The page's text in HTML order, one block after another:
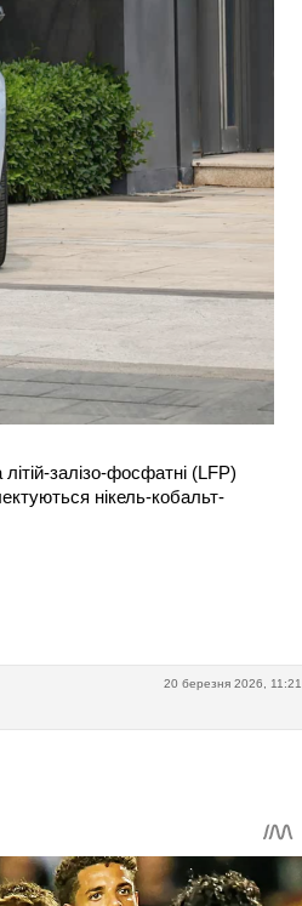
залізо-фосфатні (LFP)
нікель-кобальт-
20 березня 2026, 11:21